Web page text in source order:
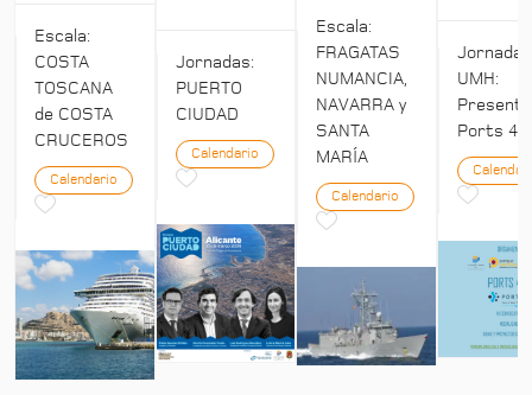
Escala:
COSTA
TOSCANA
de COSTA
CRUCEROS
Calendario
Jornadas:
PUERTO
CIUDAD
Calendario
Escala:
FRAGATAS
NUMANCIA,
NAVARRA y
SANTA
MARÍA
Calendario
Jornadas
UMH:
Ports 4:0